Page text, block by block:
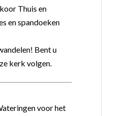
Thuis en
en spandoeken
Bent u
kerk volgen.
voor het